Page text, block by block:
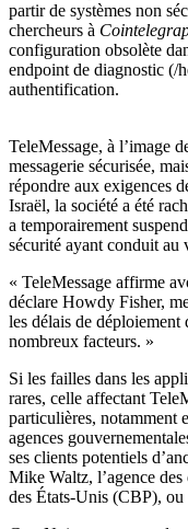
partir de systèmes non
chercheurs à
configuration obsolète
endpoint de diagnostic (/
authentification.
TeleMessage, à l’image
messagerie sécurisée,
répondre aux exigences
Israël, la société a été
a temporairement
sécurité ayant conduit au
« TeleMessage affirme
déclare Howdy Fisher,
les délais de
nombreux facteurs. »
Si les failles dans les
rares, celle affectant
particulières, notamment
agences
ses clients potentiels
Mike Waltz, l’agence
des États-Unis (CBP),